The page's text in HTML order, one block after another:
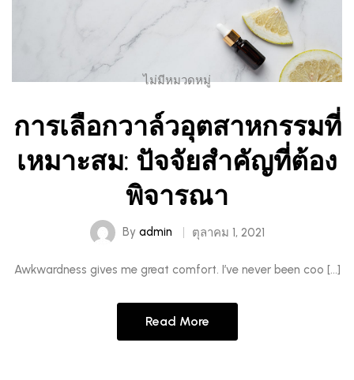
ไม่มีหมวดหมู่
การเลือกวาล์วอุตสาหกรรมที่
เหมาะสม: ปัจจัยสำคัญที่ต้อง
พิจารณา
By admin ตุลาคม 1, 2021
Awkwardness gives me great comfort. I’ve never been coo […]
Read More